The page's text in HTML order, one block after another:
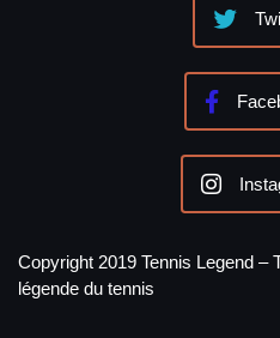
Copyright 2019 Tennis Legend –
légende du tennis